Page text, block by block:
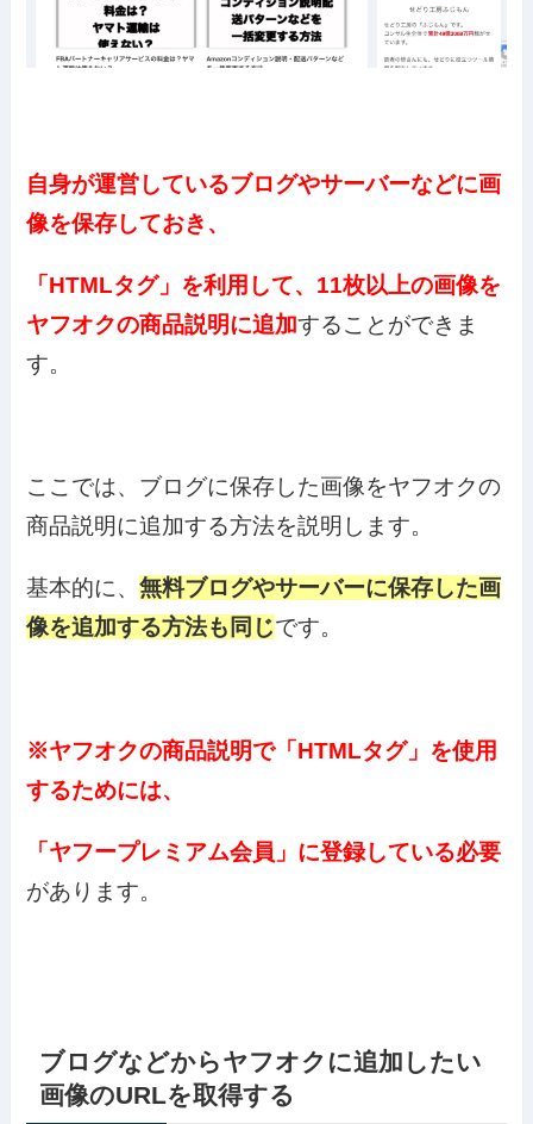
自身が運営しているブログやサーバーなどに画
像を保存しておき、
「HTMLタグ」を利用して、11枚以上の画像を
ヤフオクの商品説明に追加することができま
す。
ここでは、ブログに保存した画像をヤフオクの
商品説明に追加する方法を説明します。
基本的に、無料ブログやサーバーに保存した画
像を追加する方法も同じです。
※ヤフオクの商品説明で「HTMLタグ」を使用
するためには、
「ヤフープレミアム会員」に登録している必要
があります。
ブログなどからヤフオクに追加したい
画像のURLを取得する